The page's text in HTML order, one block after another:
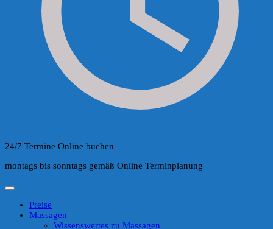
24/7 Termine Online buchen
montags bis sonntags gemäß Online Terminplanung
Preise
Massagen
Wissenswertes zu Massagen